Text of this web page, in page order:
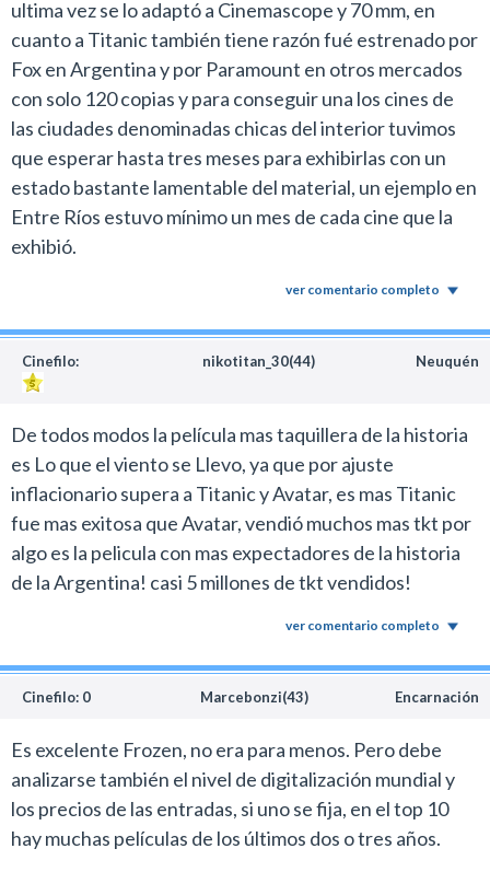
ultima vez se lo adaptó a Cinemascope y 70 mm, en
cuanto a Titanic también tiene razón fué estrenado por
Fox en Argentina y por Paramount en otros mercados
con solo 120 copias y para conseguir una los cines de
las ciudades denominadas chicas del interior tuvimos
que esperar hasta tres meses para exhibirlas con un
estado bastante lamentable del material, un ejemplo en
Entre Ríos estuvo mínimo un mes de cada cine que la
exhibió.
ver comentario completo
Cinefilo: nikotitan_30(44) Neuquén
De todos modos la película mas taquillera de la historia
es Lo que el viento se Llevo, ya que por ajuste
inflacionario supera a Titanic y Avatar, es mas Titanic
fue mas exitosa que Avatar, vendió muchos mas tkt por
algo es la pelicula con mas expectadores de la historia
de la Argentina! casi 5 millones de tkt vendidos!
ver comentario completo
Cinefilo: 0 Marcebonzi(43) Encarnación
Es excelente Frozen, no era para menos. Pero debe
analizarse también el nivel de digitalización mundial y
los precios de las entradas, si uno se fija, en el top 10
hay muchas películas de los últimos dos o tres años.